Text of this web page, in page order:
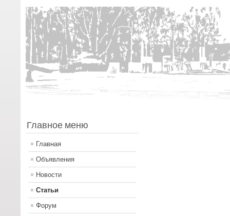
Главное меню
Главная
Объявления
Новости
Статьи
Форум